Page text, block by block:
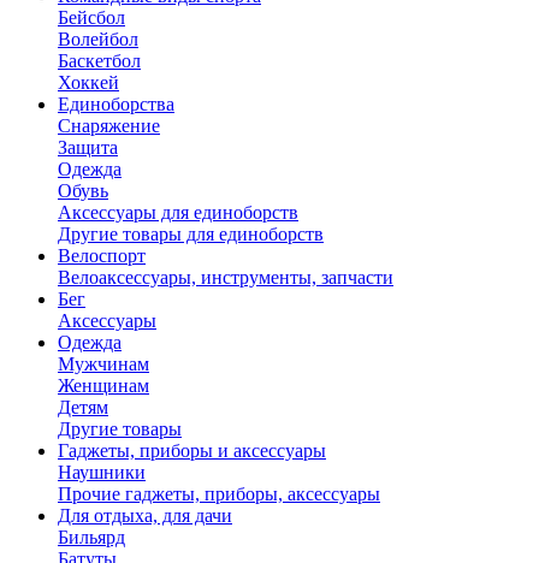
Бейсбол
Волейбол
Баскетбол
Хоккей
Единоборства
Снаряжение
Защита
Одежда
Обувь
Аксессуары для единоборств
Другие товары для единоборств
Велоспорт
Велоаксессуары, инструменты, запчасти
Бег
Аксессуары
Одежда
Мужчинам
Женщинам
Детям
Другие товары
Гаджеты, приборы и аксессуары
Наушники
Прочие гаджеты, приборы, аксессуары
Для отдыха, для дачи
Бильярд
Батуты